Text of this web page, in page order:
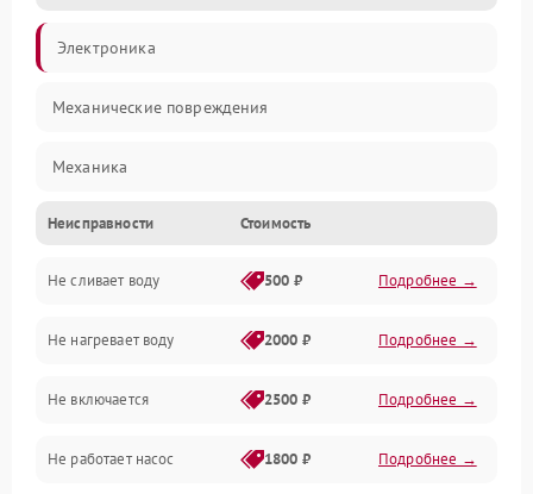
Электроника
Механические повреждения
Механика
Управление
Электропитание
Датчики
Нагрев
Вода
Неисправности Стоимость
Не сливает воду 500 ₽ Подробнее →
Не нагревает воду 2000 ₽ Подробнее →
Не включается 2500 ₽ Подробнее →
Не работает насос 1800 ₽ Подробнее →